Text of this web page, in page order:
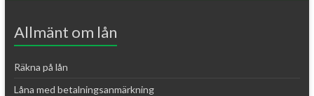
Allmänt om lån
Räkna på lån
Låna med betalningsanmärkning